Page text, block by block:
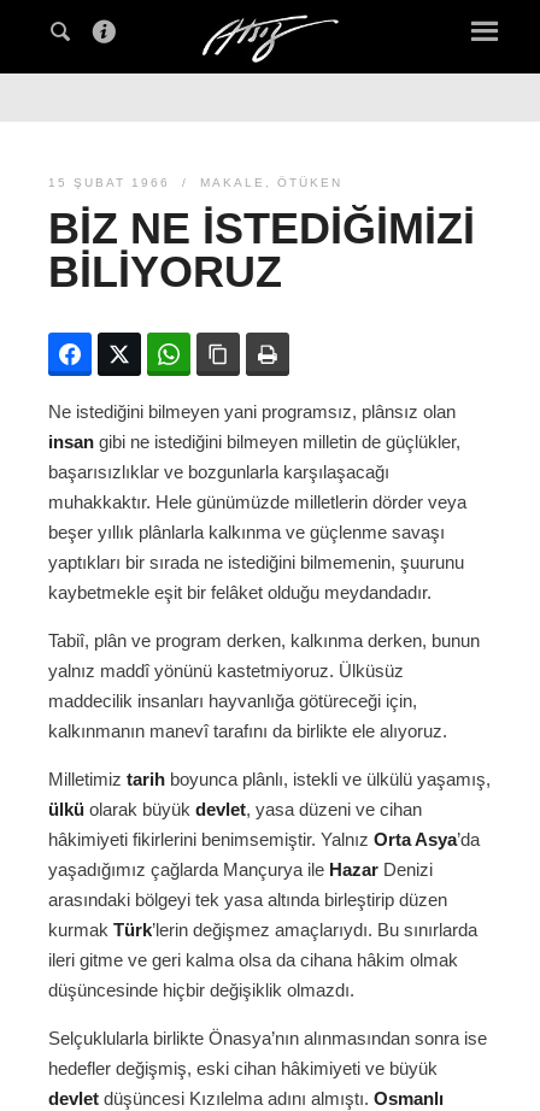
15 ŞUBAT 1966 MAKALE , ÖTÜKEN
BIZ NE İSTEDIĞIMIZI
BILIYORUZ
FacebookTwitter WhatsAppBağlanıyı kopyala
Ne istediğini bilmeyen yani programsız, plânsız olan
insan gibi ne istediğini bilmeyen milletin de güçlükler,
başarısızlıklar ve bozgunlarla karşılaşacağı
muhakkaktır. Hele günümüzde milletlerin dörder veya
beşer yıllık plânlarla kalkınma ve güçlenme savaşı
yaptıkları bir sırada ne istediğini bilmemenin, şuurunu
kaybetmekle eşit bir felâket olduğu meydandadır.
Tabiî, plân ve program derken, kalkınma derken, bunun
yalnız maddî yönünü kastetmiyoruz. Ülküsüz
maddecilik insanları hayvanlığa götüreceği için,
kalkınmanın manevî tarafını da birlikte ele alıyoruz.
Milletimiz tarih boyunca plânlı, istekli ve ülkülü yaşamış,
ülkü olarak büyük devlet, yasa düzeni ve cihan
hâkimiyeti fikirlerini benimsemiştir. Yalnız Orta Asya’da
yaşadığımız çağlarda Mançurya ile Hazar Denizi
arasındaki bölgeyi tek yasa altında birleştirip düzen
kurmak Türk’lerin değişmez amaçlarıydı. Bu sınırlarda
ileri gitme ve geri kalma olsa da cihana hâkim olmak
düşüncesinde hiçbir değişiklik olmazdı.
Selçuklularla birlikte Önasya’nın alınmasından sonra ise
hedefler değişmiş, eski cihan hâkimiyeti ve büyük
devlet düşüncesi Kızılelma adını almıştı. Osmanlı